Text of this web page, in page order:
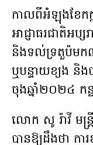
កាលពីអំឡុងខែកក្
អាជ្ញាធរជាតិអ
និងទល់ទ្រតួប៉មកណ្
ឬបន្ទាយខ្យង និ
ចុងឆ្នាំ២០២៤ ក
លោក សូ រ៉ាវី មន្ត្រី
បានឱ្យដឹងថា កា